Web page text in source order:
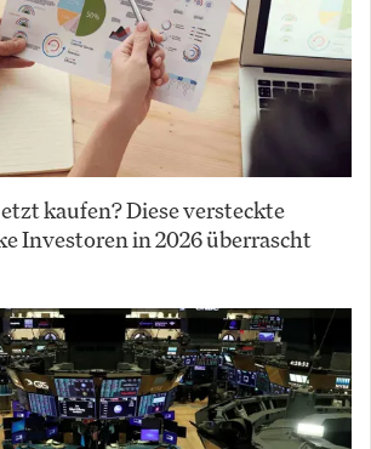
kaufen? Diese versteckte
Investoren in 2026 überrascht